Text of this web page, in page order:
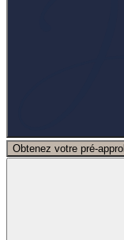
Obtenez votre pré-